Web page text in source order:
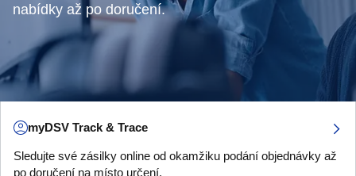
nabídky až po doručení.
myDSV Track & Trace
Sledujte své zásilky online od okamžiku podání objednávky až
po doručení na místo určení.